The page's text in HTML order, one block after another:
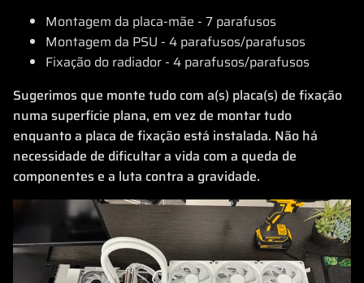
Montagem da placa-mãe - 7 parafusos
Montagem da PSU - 4 parafusos/parafusos
Fixação do radiador - 4 parafusos/parafusos
Sugerimos que monte tudo com a(s) placa(s) de fixação
numa superfície plana, em vez de montar tudo
enquanto a placa de fixação está instalada. Não há
necessidade de dificultar a vida com a queda de
componentes e a luta contra a gravidade.